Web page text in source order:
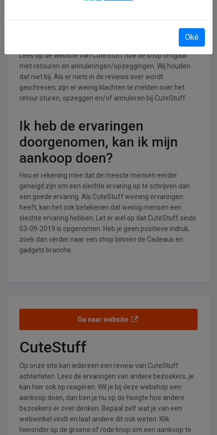
Lees op de website van CuteStuff hoe de shop omgaat
met retouren en annuleringen/opzeggingen. Wij houden
dat niet bij. Als er niets in de reviews over wordt
geschreven, zijn er weinig klachten te melden over het
retour sturen, opzeggen en/of annuleren bij CuteStuff.
Ik heb de ervaringen
doorgenomen, kan ik mijn
aankoop doen?
Hou er rekening mee dat de meeste mensen eerder
geneigd zijn om een slechte ervaring op te schrijven dan
een goede ervaring. Als CuteStuff weining ervaringen
heeft, kan het ook betekenen dat weinig mensen een
slechte ervaring hebben. Let er wel op dat CuteStuff sinds
03-09-2019 is opgenomen. Heb je geen positieve indruk,
zoek dan verder naar een shop binnen de Cadeaus en
gadgets branche.
Ga naar website
CuteStuff
Op onze site kan iedereen een review van CuteStuff
achterlaten. Lees de ervaringen van andere bezoekers, je
kan hier ook op reageren. Wil je bij deze webshop een
aankoop doen, dan ben je nu op de hoogte hoe andere
bezoekers er over denken. Bepaal zelf wat je van een
webwinkel vindt en laat andere dit ook weten. Klik
hieronder op de groene of rode knop om een aankoop te
Oké